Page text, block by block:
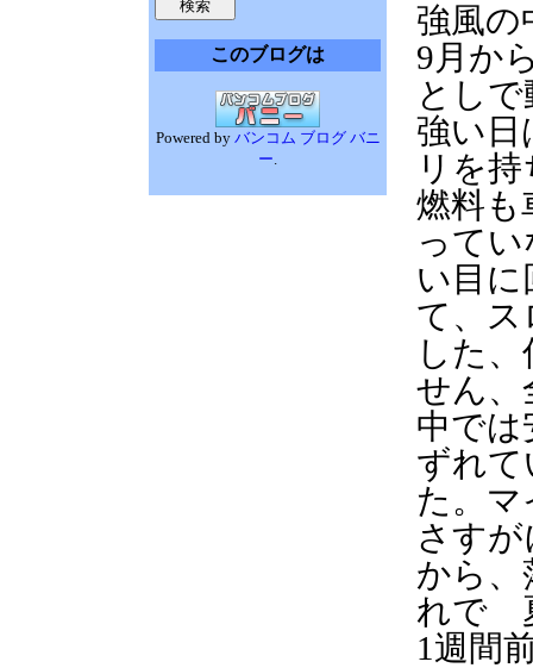
このブログは
Powered by バンコム ブログ バニ
ー.
強風の
9月か
とし
強い日
リを
燃料も
って
い目に
て、ス
した
せん、
中では
ずれて
た。
さす
から、
れで
1週間